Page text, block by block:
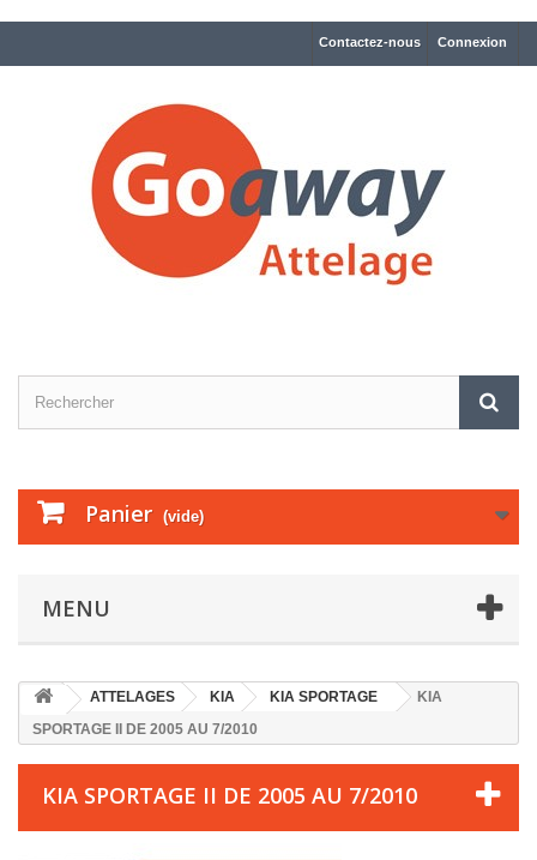
Connexion
Contactez-nous
Panier (vide)
MENU
ATTELAGES KIA KIA SPORTAGE
KIA
SPORTAGE II DE 2005 AU 7/2010
KIA SPORTAGE II DE 2005 AU 7/2010